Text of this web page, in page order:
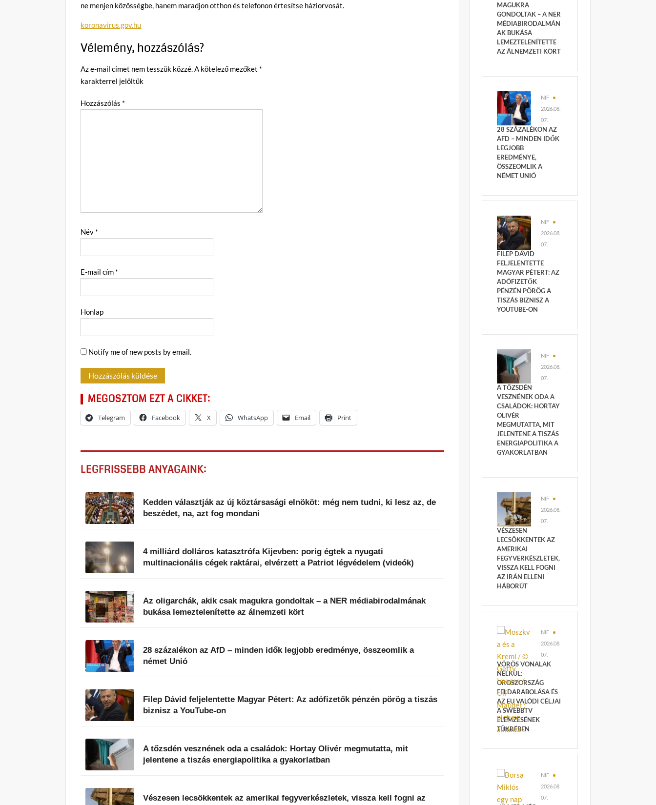
ne menjen közösségbe, hanem maradjon otthon és telefonon értesítse háziorvosát.
koronavirus.gov.hu
Vélemény, hozzászólás?
Az e-mail címet nem tesszük közzé. A kötelező mezőket *
karakterrel jelöltük
Hozzászólás *
Név *
E-mail cím *
Honlap
Notify me of new posts by email.
MEGOSZTOM EZT A CIKKET:
Telegram Facebook X WhatsApp Email Print
LEGFRISSEBB ANYAGAINK:
Kedden választják az új köztársasági elnököt: még nem tudni, ki lesz az, de
beszédet, na, azt fog mondani
4 milliárd dolláros katasztrófa Kijevben: porig égtek a nyugati
multinacionális cégek raktárai, elvérzett a Patriot légvédelem (videók)
Az oligarchák, akik csak magukra gondoltak – a NER médiabirodalmának
bukása lemeztelenítette az álnemzeti kört
28 százalékon az AfD – minden idők legjobb eredménye, összeomlik a
német Unió
Filep Dávid feljelentette Magyar Pétert: Az adófizetők pénzén pörög a tiszás
biznisz a YouTube-on
A tőzsdén vesznének oda a családok: Hortay Olivér megmutatta, mit
jelentene a tiszás energiapolitika a gyakorlatban
Vészesen lecsökkentek az amerikai fegyverkészletek, vissza kell fogni az
MAGUKRA
GONDOLTAK – A NER
MÉDIABIRODALMÁN
AK BUKÁSA
LEMEZTELENÍTETTE
AZ ÁLNEMZETI KÖRT
NIF
2026.08.
07.
28 SZÁZALÉKON AZ
AFD – MINDEN IDŐK
LEGJOBB
EREDMÉNYE,
ÖSSZEOMLIK A
NÉMET UNIÓ
NIF
2026.08.
07.
FILEP DÁVID
FELJELENTETTE
MAGYAR PÉTERT: AZ
ADÓFIZETŐK
PÉNZÉN PÖRÖG A
TISZÁS BIZNISZ A
YOUTUBE-ON
NIF
2026.08.
07.
A TŐZSDÉN
VESZNÉNEK ODA A
CSALÁDOK: HORTAY
OLIVÉR
MEGMUTATTA, MIT
JELENTENE A TISZÁS
ENERGIAPOLITIKA A
GYAKORLATBAN
NIF
2026.08.
07.
VÉSZESEN
LECSÖKKENTEK AZ
AMERIKAI
FEGYVERKÉSZLETEK,
VISSZA KELL FOGNI
AZ IRÁN ELLENI
HÁBORÚT
NIF
2026.08.
07.
VÖRÖS VONALAK
NÉLKÜL:
OROSZORSZÁG
FELDARABOLÁSA ÉS
AZ EU VALÓDI CÉLJAI
A SWEBBTV
ELEMZÉSÉNEK
TÜKRÉBEN
NIF
2026.08.
07.